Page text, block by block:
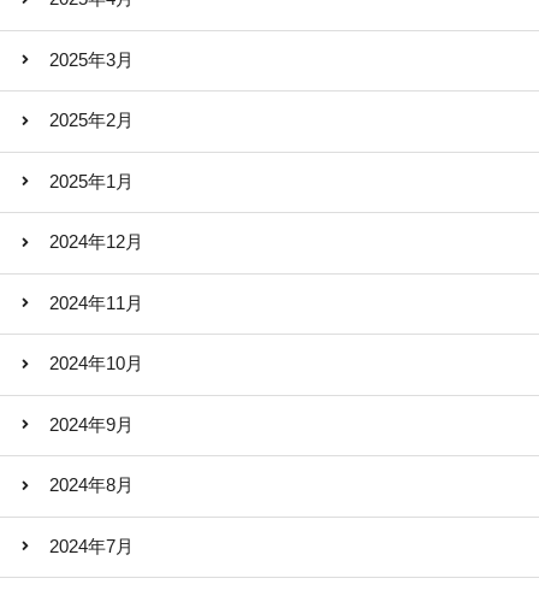
2025年3月
2025年2月
2025年1月
2024年12月
2024年11月
2024年10月
2024年9月
2024年8月
2024年7月